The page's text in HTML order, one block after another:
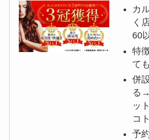
カ
く
60
特
て
併
る
ッ
コ
予